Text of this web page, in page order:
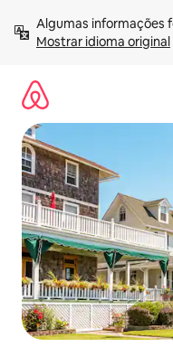
para
Mostrar idioma original